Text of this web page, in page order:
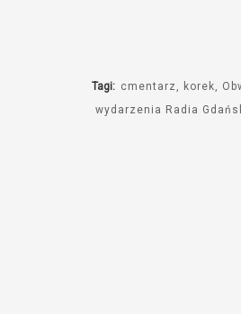
Tagi: cmentarz korek
wydarzenia Radia